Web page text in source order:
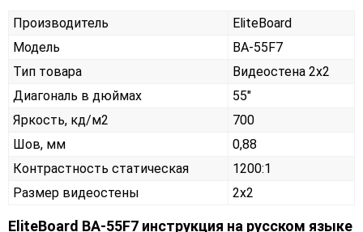
Производитель
EliteBoard
Модель
BA-55F7
Тип товара
Видеостена 2х2
Диагональ в дюймах
55"
Яркость, кд/м2
700
Шов, мм
0,88
Контрастность статическая
1200:1
Размер видеостены
2x2
EliteBoard BA-55F7 инструкция на русском языке